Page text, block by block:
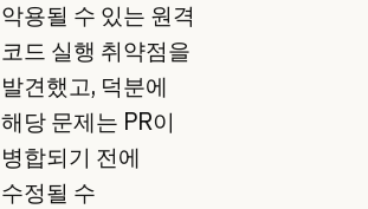
악용될 수 있는 원격
코드 실행 취약점을
발견했고, 덕분에
해당 문제는 PR이
병합되기 전에
수정될 수